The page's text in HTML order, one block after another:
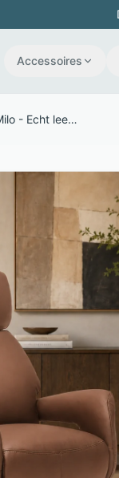
Accessoires
Opsta fauteuil Milo - Echt leer - 2 motoren & 360° draaibaar - Cognac - The Seats